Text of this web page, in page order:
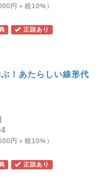
円＋税10%）
正誤あり
！あたらしい線形代
円＋税10%）
正誤あり